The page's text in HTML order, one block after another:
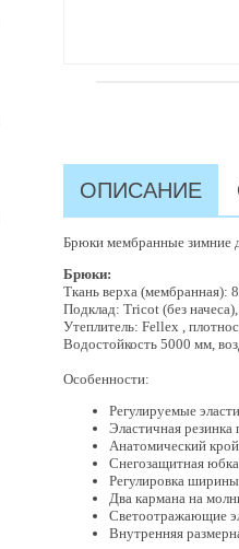
ОПИСАНИЕ
Брюки мембранные зимние
Брюки:
Ткань верха (мембранная):
Подклад: Tricot (без
Утеплитель: Fellex ,
Водостойкость 5000 мм,
Особенности:
Регулируемые
Эластичная резинка
Анатомический
Снегозащитная
Регулировка
Два кармана на
Светоотражающие
Внутренняя